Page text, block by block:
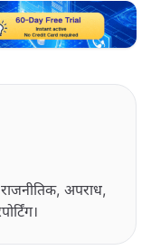
राजनीतिक, अपराध,